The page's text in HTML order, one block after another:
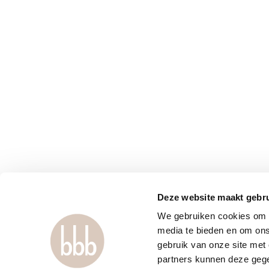
Deze website maakt
We gebruiken cookies
media te bieden en om
gebruik van onze site
partners kunnen deze